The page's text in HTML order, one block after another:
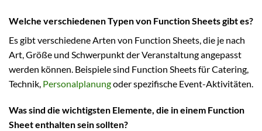
Welche verschiedenen Typen von Function Sheets gibt es?
Es gibt verschiedene Arten von Function Sheets, die je nach
Art, Größe und Schwerpunkt der Veranstaltung angepasst
werden können. Beispiele sind Function Sheets für Catering,
Technik, Personalplanungoder spezifische Event-Aktivitäten.
Was sind die wichtigsten Elemente, die in einem Function
Sheet enthalten sein sollten?